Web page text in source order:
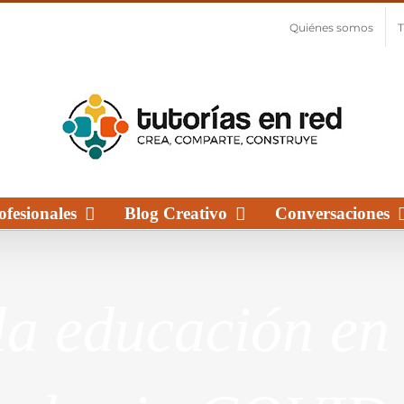
Quiénes somos
Blog Creativo Conversaciones